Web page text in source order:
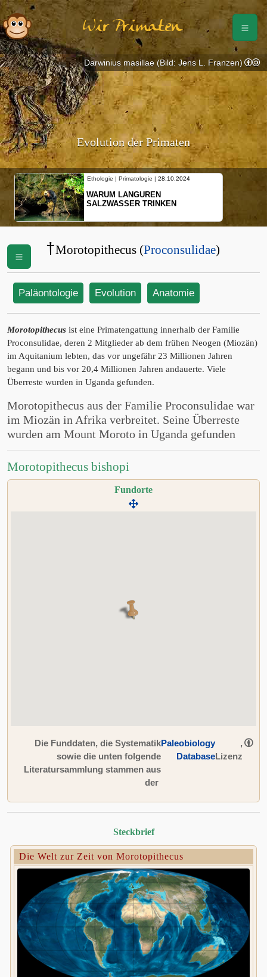
Wir Primaten
Evolution der Primaten
Ethologie | Primatologie | 28.10.2024
WARUM LANGUREN
SALZWASSER TRINKEN
Darwinius masillae (Bild: Jens L. Franzen)
†Morotopithecus (Proconsulidae)
Paläontologie Evolution Anatomie
Morotopithecus ist eine Primatengattung innerhalb der Familie
Proconsulidae, deren 2 Mitglieder ab dem frühen Neogen (Miozän)
im Aquitanium lebten, das vor ungefähr 23 Millionen Jahren
begann und bis vor 20,4 Millionen Jahren andauerte. Viele
Überreste wurden in Uganda gefunden.
Morotopithecus aus der Familie Proconsulidae war
im Miozän in Afrika verbreitet. Seine Überreste
wurden am Mount Moroto in Uganda gefunden
Morotopithecus bishopi
Fundorte
Die Funddaten, die Systematik
sowie die unten folgende
Literatursammlung stammen aus
der
Paleobiology
Database
,
Lizenz
Steckbrief
Die Welt zur Zeit von Morotopithecus